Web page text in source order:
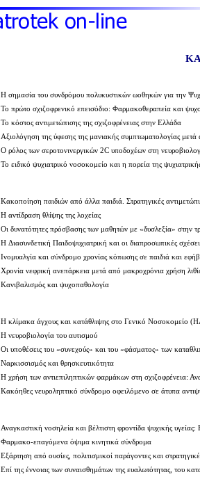
Η σημασία του συνδρόμου πολυκυστικών ωοθηκών για την
Το πρώτο σχιζοφρενικό επεισόδιο: Φαρμακοθεραπεία και
Το κόστος αντιμετώπισης της σχιζοφρένειας στην Ελλάδα
Αξιολόγηση της ύφεσης της μανιακής συμπτωματολογίας
Ο ρόλος των σεροτονινεργικών 2C υποδοχέων στη
Το ειδικό ψυχιατρικό νοσοκομείο και η πορεία της
Κακοποίηση παιδιών από άλλα παιδιά. Στρατηγικές
Η αντίδραση θλίψης της λοχείας
Οι δυνατότητες πρόσβασης των μαθητών με «δυσλεξία» στην
H Διασυνδετική Παιδοψυχιατρική και οι διαπροσωπικές
Iνομυαλγία και σύνδρομο χρoνίας κόπωσης σε παιδιά και
Χρoνία νεφρική ανεπάρκεια μετά από μακροχρόνια χρήση
Κανιβαλισμός και ψυχοπαθολογία
Η κλίμακα άγχους και κατάθλιψης στο Γενικό Νοσοκομείο
Η νευροβιολογία του αυτισμού
Οι υποθέσεις του «συνεχούς» και του «φάσματος» των
Ναρκισσισμός και θρησκευτικότητα
Η χρήση των αντιεπιληπτικών φαρμάκων στη σχιζοφρένεια:
Κακόηθες νευροληπτικό σύνδρομο οφειλόμενο σε άτυπα
Αναγκαστική νοσηλεία και βέλτιστη φροντίδα ψυχικής
Φαρμακο-επαγόμενα όψιμα κινητικά σύνδρομα
Εξάρτηση από ουσίες, πολιτισμικοί παράγοντες και
Επί της έννοιας των συναισθημάτων της ευαλωτότητας, του